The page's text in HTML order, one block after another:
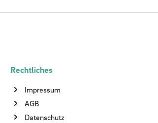
Rechtliches
Impressum
AGB
Datenschutz